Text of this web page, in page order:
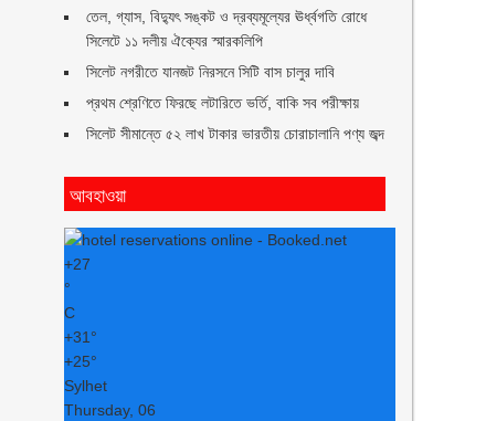
তেল, গ্যাস, বিদ্যুৎ সঙ্কট ও দ্রব্যমূল্যের ঊর্ধ্বগতি রোধে
সিলেটে ১১ দলীয় ঐক্যের স্মারকলিপি
সিলেট নগরীতে যানজট নিরসনে সিটি বাস চালুর দাবি
প্রথম শ্রেণিতে ফিরছে লটারিতে ভর্তি, বাকি সব পরীক্ষায়
সিলেট সীমান্তে ৫২ লাখ টাকার ভারতীয় চোরাচালানি পণ্য জব্দ
আবহাওয়া
+27
°
C
+31°
+25°
Sylhet
Thursday, 06